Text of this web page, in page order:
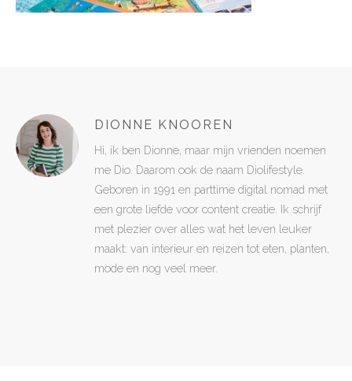
DIONNE KNOOREN
Hi, ik ben Dionne, maar mijn vrienden noemen
me Dio. Daarom ook de naam Diolifestyle.
Geboren in 1991 en parttime digital nomad met
een grote liefde voor content creatie. Ik schrijf
met plezier over alles wat het leven leuker
maakt: van interieur en reizen tot eten, planten,
mode en nog veel meer.